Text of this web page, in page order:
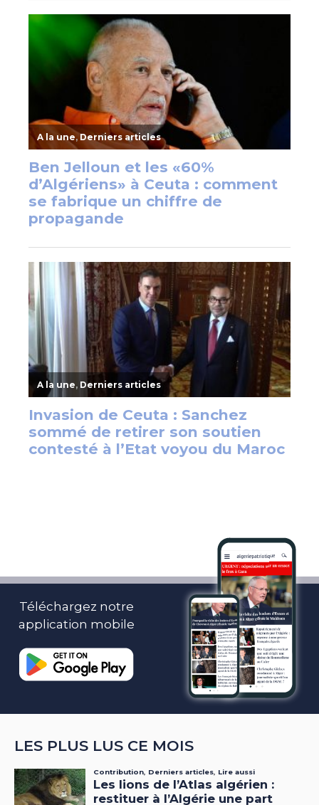
Téléchargez notre
application mobile
LES PLUS LUS CE MOIS